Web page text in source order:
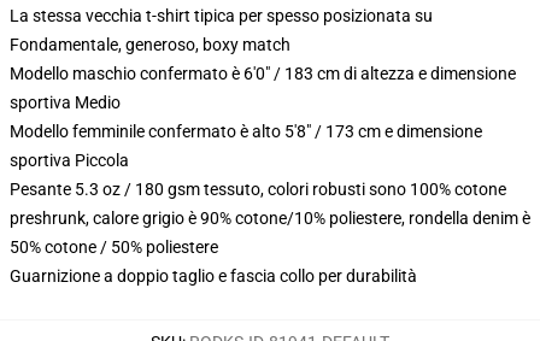
La stessa vecchia t-shirt tipica per spesso posizionata su
Fondamentale, generoso, boxy match
Modello maschio confermato è 6'0" / 183 cm di altezza e dimensione
sportiva Medio
Modello femminile confermato è alto 5'8" / 173 cm e dimensione
sportiva Piccola
Pesante 5.3 oz / 180 gsm tessuto, colori robusti sono 100% cotone
preshrunk, calore grigio è 90% cotone/10% poliestere, rondella denim è
50% cotone / 50% poliestere
Guarnizione a doppio taglio e fascia collo per durabilità